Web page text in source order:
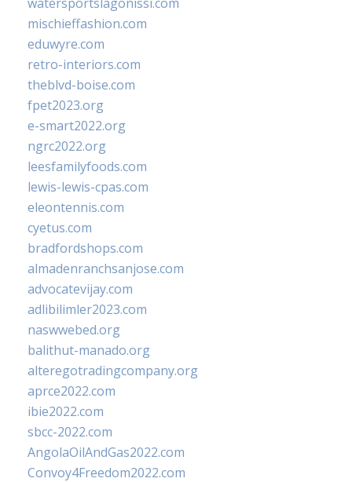
mischieffashion.com
eduwyre.com
retro-interiors.com
theblvd-boise.com
fpet2023.org
e-smart2022.org
ngrc2022.org
leesfamilyfoods.com
lewis-lewis-cpas.com
eleontennis.com
cyetus.com
bradfordshops.com
almadenranchsanjose.com
advocatevijay.com
adlibilimler2023.com
naswwebed.org
balithut-manado.org
alteregotradingcompany.org
aprce2022.com
ibie2022.com
sbcc-2022.com
AngolaOilAndGas2022.com
Convoy4Freedom2022.com